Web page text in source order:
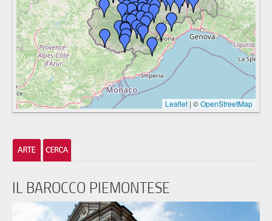
Leaflet | ©OpenStreetMap
IL BAROCCO PIEMONTESE